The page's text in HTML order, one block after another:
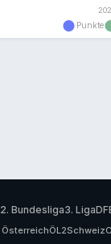
2. Bundesliga3. Liga
ÖsterreichÖL2Schweiz